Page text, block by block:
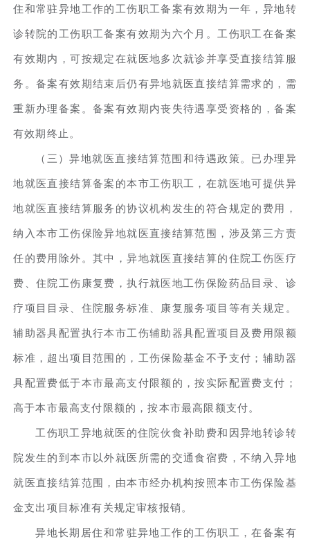
住和常驻异地工作的工伤职工备案有效期为一年，异地转
诊转院的工伤职工备案有效期为六个月。工伤职工在备案
有效期内，可按规定在就医地多次就诊并享受直接结算服
务。备案有效期结束后仍有异地就医直接结算需求的，需
重新办理备案。备案有效期内丧失待遇享受资格的，备案
有效期终止。
（三）异地就医直接结算范围和待遇政策。已办理异
地就医直接结算备案的本市工伤职工，在就医地可提供异
地就医直接结算服务的协议机构发生的符合规定的费用，
纳入本市工伤保险异地就医直接结算范围，涉及第三方责
任的费用除外。其中，异地就医直接结算的住院工伤医疗
费、住院工伤康复费，执行就医地工伤保险药品目录、诊
疗项目目录、住院服务标准、康复服务项目等有关规定。
辅助器具配置执行本市工伤辅助器具配置项目及费用限额
标准，超出项目范围的，工伤保险基金不予支付；辅助器
具配置费低于本市最高支付限额的，按实际配置费支付；
高于本市最高支付限额的，按本市最高限额支付。
工伤职工异地就医的住院伙食补助费和因异地转诊转
院发生的到本市以外就医所需的交通食宿费，不纳入异地
就医直接结算范围，由本市经办机构按照本市工伤保险基
金支出项目标准有关规定审核报销。
异地长期居住和常驻异地工作的工伤职工，在备案有